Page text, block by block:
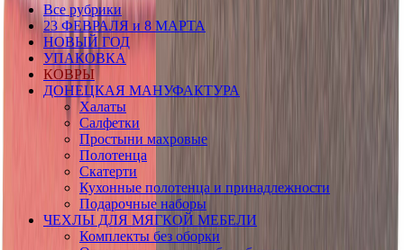
Все рубрики
23 ФЕВРАЛЯ и 8 МАРТА
НОВЫЙ ГОД
УПАКОВКА
КОВРЫ
ДОНЕЦКАЯ МАНУФАКТУРА
Халаты
Салфетки
Простыни махровые
Полотенца
Скатерти
Кухонные полотенца и принадлежности
Подарочные наборы
ЧЕХЛЫ ДЛЯ МЯГКОЙ МЕБЕЛИ
Комплекты без оборки